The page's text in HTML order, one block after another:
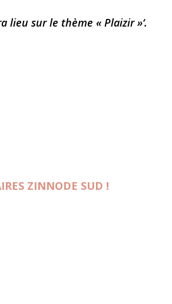
lieu sur le thème « Plaizir »‘.
ZINNODE SUD !